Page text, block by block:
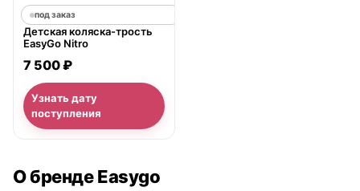
под заказ
Детская коляска-трость
EasyGo Nitro
7 500 ₽
Узнать дату
поступления
О бренде Easygo